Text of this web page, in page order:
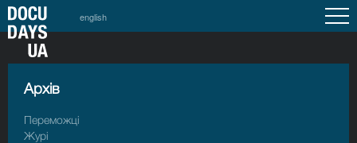
english
Архiв
Переможці
Журі